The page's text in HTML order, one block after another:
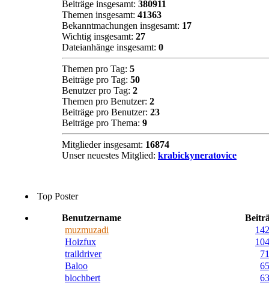
Beiträge insgesamt: 380911
Themen insgesamt: 41363
Bekanntmachungen insgesamt: 17
Wichtig insgesamt: 27
Dateianhänge insgesamt: 0
Themen pro Tag: 5
Beiträge pro Tag: 50
Benutzer pro Tag: 2
Themen pro Benutzer: 2
Beiträge pro Benutzer: 23
Beiträge pro Thema: 9
Mitglieder insgesamt: 16874
Unser neuestes Mitglied: krabickyneratovice
Top Poster
Benutzername
muzmuzadi
Hoizfux
traildriver
Baloo
blochbert